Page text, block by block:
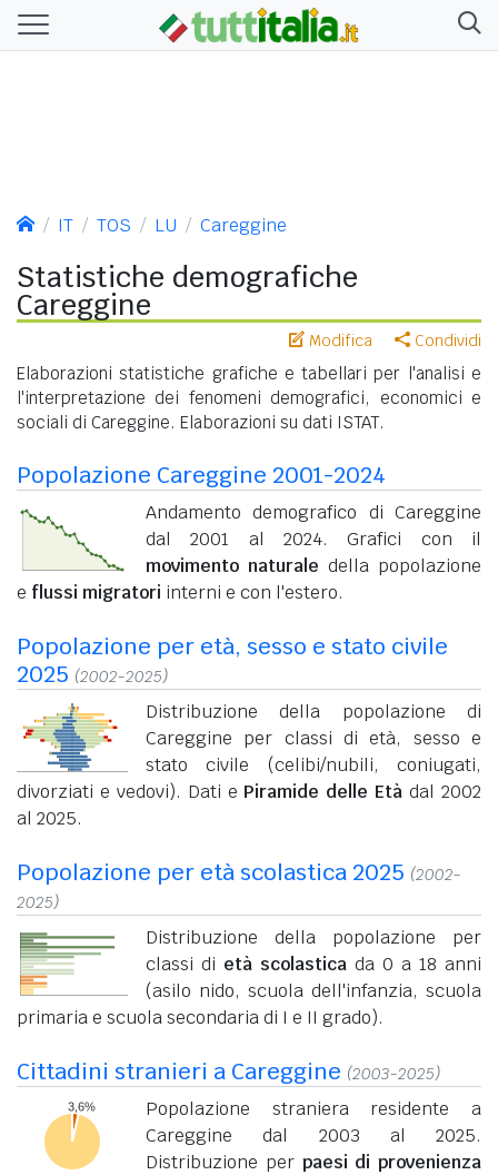
IT TOS LU Careggine
Statistiche demografiche
Careggine
Modifica Condividi
Elaborazioni statistiche grafiche e tabellari per l'analisi e
l'interpretazione dei fenomeni demografici, economici e
sociali di Careggine. Elaborazioni su dati ISTAT.
Popolazione Careggine 2001-2024
Andamento demografico di Careggine
dal 2001 al 2024. Grafici con il
movimento naturale della popolazione
e flussi migratori interni e con l'estero.
Popolazione per età, sesso e stato civile
2025 (2002-2025)
Distribuzione della popolazione di
Careggine per classi di età, sesso e
stato civile (celibi/nubili, coniugati,
divorziati e vedovi). Dati e Piramide delle Età dal 2002
al 2025.
Popolazione per età scolastica 2025 (2002-
2025)
Distribuzione della popolazione per
classi di età scolastica da 0 a 18 anni
(asilo nido, scuola dell'infanzia, scuola
primaria e scuola secondaria di I e II grado).
Cittadini stranieri a Careggine (2003-2025)
Popolazione straniera residente a
Careggine dal 2003 al 2025.
Distribuzione per paesi di provenienza